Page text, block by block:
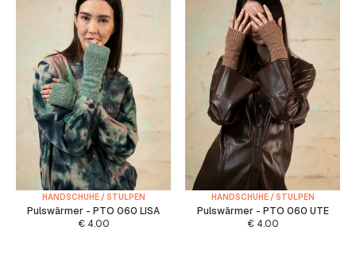
HANDSCHUHE / STULPEN
Pulswärmer - PTO 060 LISA
€4.00
HANDSCHUHE / STULPEN
Pulswärmer - PTO 060 UTE
€4.00